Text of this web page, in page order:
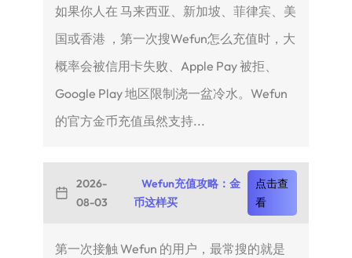
如果你人在 马来西亚、新加坡、菲律宾、美
国或香港 ，第一次搜Wefun怎么充值时，大
概率会被信用卡失败、Apple Pay 被拒、
Google Play 地区限制浇一盆冷水。Wefun
的官方金币充值虽然支持...
2026-
08-03
Wefun充值攻略：金
币这样买
点击查
看
第一次接触 Wefun 的用户，最常搜的就是